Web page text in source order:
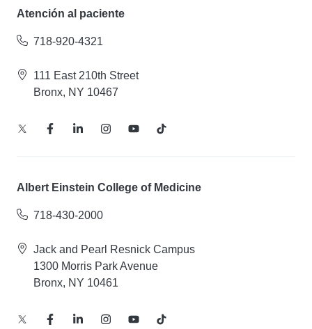
Atención al paciente
718-920-4321
111 East 210th Street
Bronx, NY 10467
Albert Einstein College of Medicine
718-430-2000
Jack and Pearl Resnick Campus
1300 Morris Park Avenue
Bronx, NY 10461